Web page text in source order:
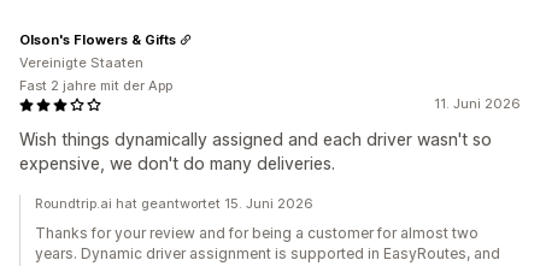
11. Juni 2026
Wish things dynamically assigned and each driver wasn't so
expensive, we don't do many deliveries.
Olson's Flowers & Gifts
Vereinigte Staaten
Fast 2 jahre mit der App
Roundtrip.ai hat geantwortet 15. Juni 2026
Thanks for your review and for being a customer for almost two
years. Dynamic driver assignment is supported in EasyRoutes, and